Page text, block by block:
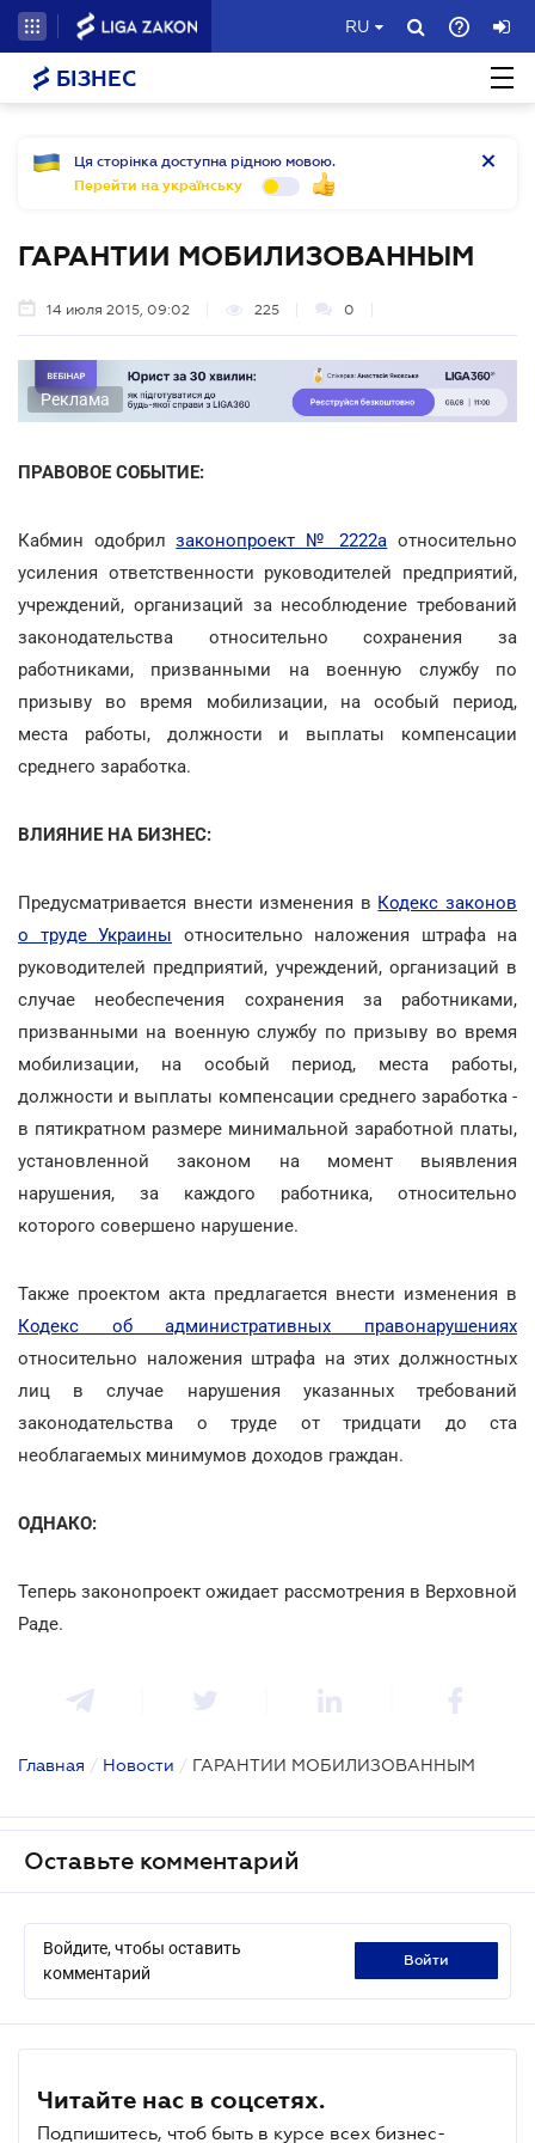
RU
БІЗНЕС
Ця сторінка доступна рідною мовою.
Перейти на українську
ГАРАНТИИ МОБИЛИЗОВАННЫМ
14 июля 2015, 09:02 225 0
Реклама
ПРАВОВОЕ СОБЫТИЕ:
Кабмин одобрилзаконопроект № 2222а относительно
усиления ответственности руководителей предприятий,
учреждений, организаций за несоблюдение требований
законодательства относительно сохранения за
работниками, призванными на военную службу по
призыву во время мобилизации, на особый период,
места работы, должности и выплаты компенсации
среднего заработка.
ВЛИЯНИЕ НА БИЗНЕС:
Предусматривается внести изменения в Кодекс законов
о труде Украины относительно наложения штрафа на
руководителей предприятий, учреждений, организаций в
случае необеспечения сохранения за работниками,
призванными на военную службу по призыву во время
мобилизации, на особый период, места работы,
должности и выплаты компенсации среднего заработка -
в пятикратном размере минимальной заработной платы,
установленной законом на момент выявления
нарушения, за каждого работника, относительно
которого совершено нарушение.
Также проектом акта предлагается внести изменения в
Кодекс об административных правонарушениях
относительно наложения штрафа на этих должностных
лиц в случае нарушения указанных требований
законодательства о труде от тридцати до ста
необлагаемых минимумов доходов граждан.
ОДНАКО:
Теперь законопроект ожидает рассмотрения в Верховной
Раде.
Главная / Новости / ГАРАНТИИ МОБИЛИЗОВАННЫМ
Оставьте комментарий
Войдите, чтобы оставить
комментарий
войти
Читайте нас в соцсетях.
Подпишитесь, чтоб быть в курсе всех бизнес-